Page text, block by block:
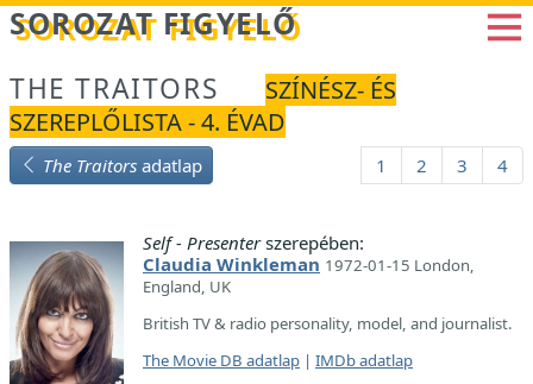
Betöltés...
SOROZAT FIGYELŐ
THE TRAITORS
SZÍNÉSZ- ÉS
SZEREPLŐLISTA - 4. ÉVAD
The Traitors adatlap 1 2 3 4
Self - Presenterszerepében:
Claudia Winkleman 1972-01-15 London,
England, UK
British TV & radio personality, model, and journalist.
The Movie DB adatlap | IMDb adatlap